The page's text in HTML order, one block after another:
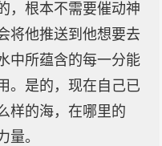
，根本不需要催动神
将他推送到他想要去
中所蕴含的每一分能
。是的，现在自己已
样的海，在哪里的
量。